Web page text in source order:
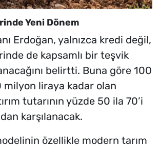
Yeni Dönem
Erdoğan, yalnızca kredi değil,
de kapsamlı bir teşvik
belirtti. Buna göre 100
liraya kadar olan
tutarının yüzde 50 ila 70’i
karşılanacak.
özellikle modern tarım